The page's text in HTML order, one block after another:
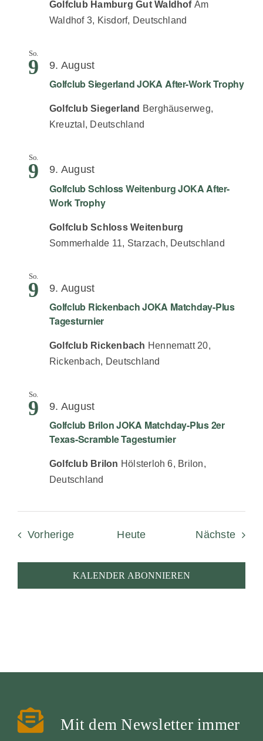
Golfclub Hamburg Gut Waldhof Am
Waldhof 3, Kisdorf, Deutschland
So.
9 9. August
Golfclub Siegerland JOKA After-Work Trophy
Golfclub Siegerland Berghäuserweg,
Kreuztal, Deutschland
So.
9 9. August
Golfclub Schloss Weitenburg JOKA After-
Work Trophy
Golfclub Schloss Weitenburg
Sommerhalde 11, Starzach, Deutschland
So.
9 9. August
Golfclub Rickenbach JOKA Matchday-Plus
Tagesturnier
Golfclub Rickenbach Hennematt 20,
Rickenbach, Deutschland
So.
9 9. August
Golfclub Brilon JOKA Matchday-Plus 2er
Texas-Scramble Tagesturnier
Golfclub Brilon Hölsterloh 6, Brilon,
Deutschland
VorherigeVeranstaltungen
Heute Nächste
KALENDER ABONNIEREN
Mit dem Newsletter immer